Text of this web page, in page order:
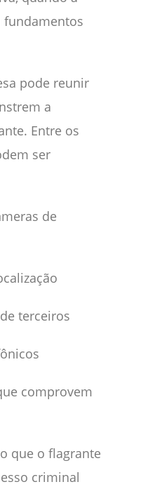
fundamentos
pode reunir
a
Entre os
ser
de
terceiros
comprovem
que o flagrante
criminal